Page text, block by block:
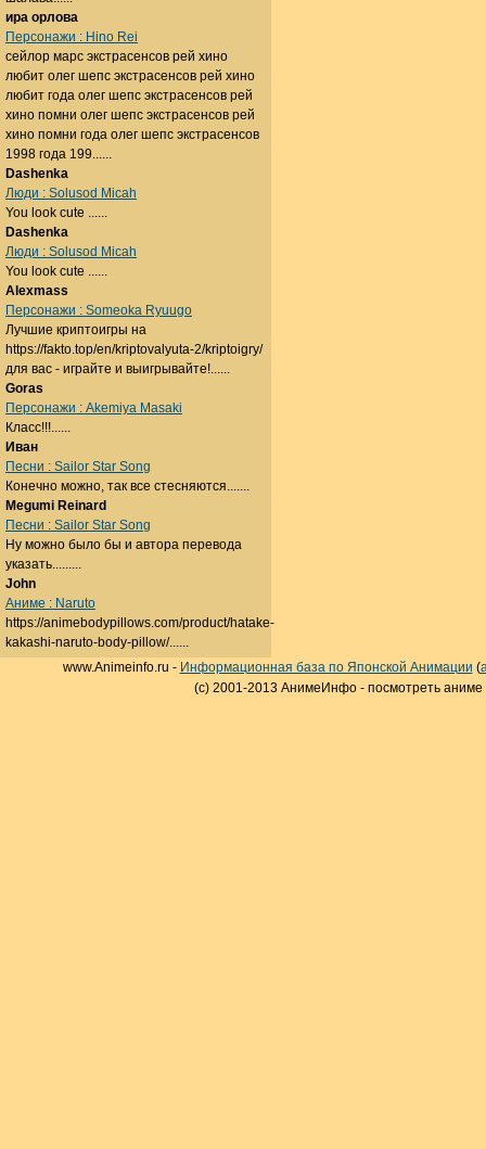
ира орлова
Персонажи : Hino Rei
сейлор марс экстрасенсов рей хино
любит олег шепс экстрасенсов рей хино
любит года олег шепс экстрасенсов рей
хино помни олег шепс экстрасенсов рей
хино помни года олег шепс экстрасенсов
1998 года 199......
Dashenka
Люди : Solusod Micah
You look cute ......
Dashenka
Люди : Solusod Micah
You look cute ......
Alexmass
Персонажи : Someoka Ryuugo
Лучшие криптоигры на
https://fakto.top/en/kriptovalyuta-2/kriptoigry/
для вас - играйте и выигрывайте!......
Goras
Персонажи : Akemiya Masaki
Класс!!!......
Иван
Песни : Sailor Star Song
Конечно можно, так все стесняются.......
Megumi Reinard
Песни : Sailor Star Song
Ну можно было бы и автора перевода
указать.........
John
Аниме : Naruto
https://animebodypillows.com/product/hatake-
kakashi-naruto-body-pillow/......
www.Animeinfo.ru - Информационная база по Японской Анимации (
(c) 2001-2013 АнимеИнфо - посмотреть аниме